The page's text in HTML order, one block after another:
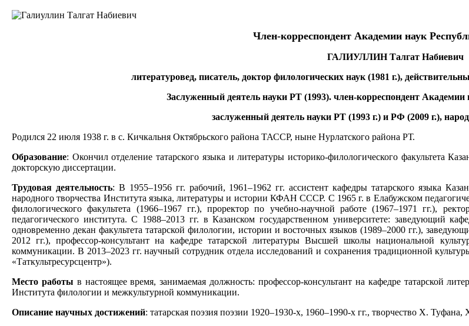
Член-корреспондент Академии наук
ГАЛИУЛЛИН Талгат Набиевич
литературовед, писатель, доктор филологических наук (1981 г.),
Заслуженный деятель науки РТ (1993). член-корреспондент Академии
заслуженный деятель науки РТ (1993 г.) и РФ (2009 г.),
Родился 22 июля 1938 г. в с. Кичкальня Октябрьского района ТАССР, ныне Нурлатского района РТ.
Образование: Окончил отделение татарского языка и литературы историко-филологического факультета
докторскую диссертации.
Трудовая деятельность: В 1955–1956 гг. рабочий, 1961–1962 гг. ассистент кафедры татарского языка
народного творчества Института языка, литературы и истории КФАН СССР. С 1965 г. в Елабужском
филологического факультета (1966–1967 гг.), проректор по учебно-научной работе (1967–1971 гг.),
педагогического института. С 1988–2013 гг. в Казанском государственном университете: заведующий
одновременно декан факультета татарской филологии, истории и восточных языков (1989–2000 гг.),
2012 гг.), профессор-консультант на кафедре татарской литературы Высшей школы национальной
коммуникации. В 2013–2023 гг. научный сотрудник отдела исследований и сохранения традиционной
«Таткультресурсцентр»).
Место работы в настоящее время, занимаемая должность: профессор-консультант на кафедре татарской
Института филологии и межкультурной коммуникации.
Описание научных достижений: татарская поэзия поэзии 1920–1930-х, 1960–1990-х гг., творчество Х.